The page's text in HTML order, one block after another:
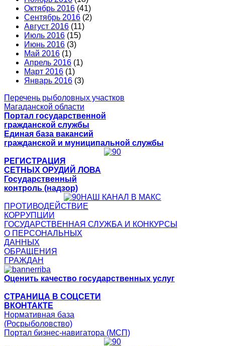
Октябрь 2016 (41)
Сентябрь 2016 (2)
Август 2016 (11)
Июль 2016 (15)
Июнь 2016 (3)
Май 2016 (1)
Апрель 2016 (1)
Март 2016 (1)
Январь 2016 (3)
Перечень рыболовных участков
Магаданской области
Портал государственной
гражданской службы
Единая база вакансий
гражданской и муниципальной службы
РЕГИСТРАЦИЯ
СЕТНЫХ ОРУДИЙ ЛОВА
Государственный
контроль (надзор)
НАШ КАНАЛ В МАКС
ПРОТИВОДЕЙСТВИЕ
КОРРУПЦИИ
ГОСУДАРСТВЕННАЯ СЛУЖБА И КОНКУРСЫ
О ПЕРСОНАЛЬНЫХ
ДАННЫХ
ОБРАЩЕНИЯ
ГРАЖДАН
Оценить качество государственных услуг
СТРАНИЦА В СОЦСЕТИ
ВКОНТАКТЕ
Нормативная база
(Росрыболовство)
Портал бизнес-навигатора (МСП)